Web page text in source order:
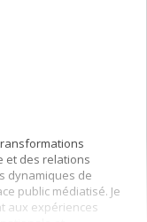
et des relations
dynamiques de
public médiatisé. Je
aux expériences